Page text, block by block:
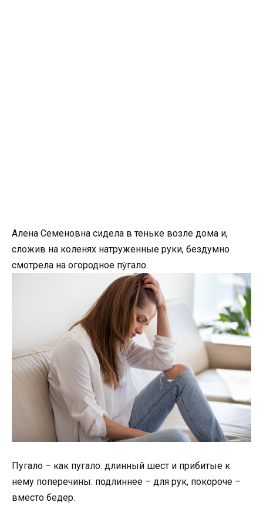
Алена Семеновна сидела в теньке возле дома и,
сложив на коленях натруженные руки, бездумно
смотрела на огородное пу̀гало.
Пугало – как пугало: длинный шест и прибитые к
нему поперечины: подлиннее – для рук, покороче –
вместо бедер.